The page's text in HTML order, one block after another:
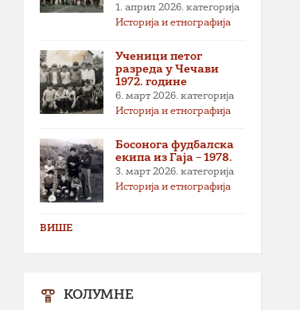
1. април 2026. категорија
Историја и етнографија
Ученици петог
разреда у Чечави
1972. године
6. март 2026. категорија
Историја и етнографија
Босонога фудбалска
екипа из Гаја – 1978.
3. март 2026. категорија
Историја и етнографија
ВИШЕ
КОЛУМНЕ